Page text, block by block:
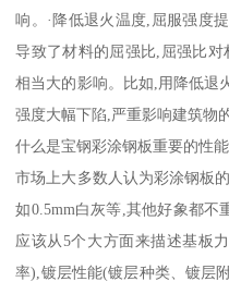
响。·降低退火温度,屈服强度
导致了材料的屈强比,屈强比
相当大的影响。比如,用降低退
强度大幅下陷,严重影响建筑物
什么是宝钢彩涂钢板重要的性能
市场上大多数人认为彩涂钢板
如0.5mm白灰等,其他好象都不
应该从5个大方面来描述基板
率),镀层性能(镀层种类、镀层